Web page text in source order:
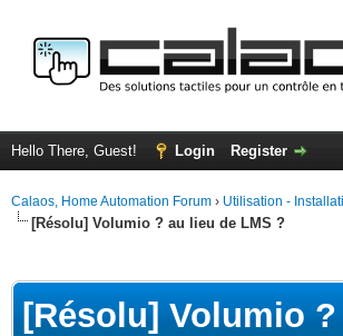
Hello There, Guest! Login Register
Calaos, Home Automation Forum › Utilisation -
[Résolu] Volumio ? au lieu de LMS ?
[Résolu] Volumio